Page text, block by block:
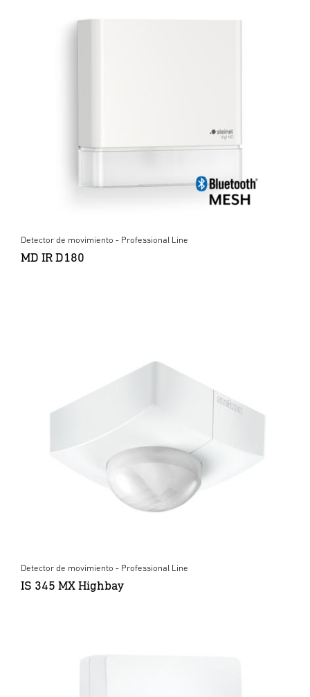
Detector de movimiento - Professional Line
MD IR D180
Detector de movimiento - Professional Line
IS 345 MX Highbay